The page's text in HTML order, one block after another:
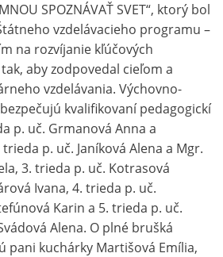
SPOZNÁVAŤ SVET“, ktorý bol
vzdelávacieho programu –
na rozvíjanie kľúčových
aby zodpovedal cieľom a
vzdelávania. Výchovno-
kvalifikovaní pedagogickí
p. uč. Grmanová Anna a
p. uč. Janíková Alena a Mgr.
3. trieda p. uč. Kotrasová
Ivana, 4. trieda p. uč.
Karin a 5. trieda p. uč.
Alena. O plné brušká
pani kuchárky Martišová Emília,